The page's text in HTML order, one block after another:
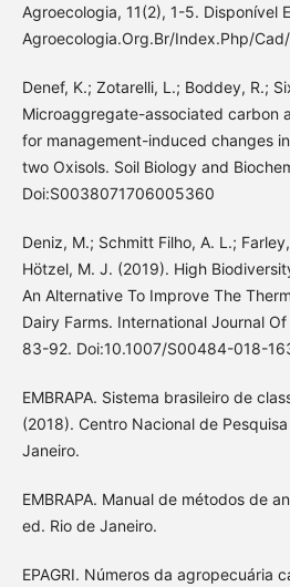
Agroecologia, 11(2), 1-5. Disponível
Agroecologia.Org.Br/Index.Php/
Denef, K.; Zotarelli, L.; Boddey, R.;
Microaggregate-associated carbon
for management-induced changes
two Oxisols. Soil Biology and
Doi:S0038071706005360
Deniz, M.; Schmitt Filho, A. L.;
Hötzel, M. J. (2019). High
An Alternative To Improve The
Dairy Farms. International Journal
83-92. Doi:10.1007/S00484-018-
EMBRAPA. Sistema brasileiro de
(2018). Centro Nacional de
Janeiro.
EMBRAPA. Manual de métodos de
ed. Rio de Janeiro.
EPAGRI. Números da agropecuária